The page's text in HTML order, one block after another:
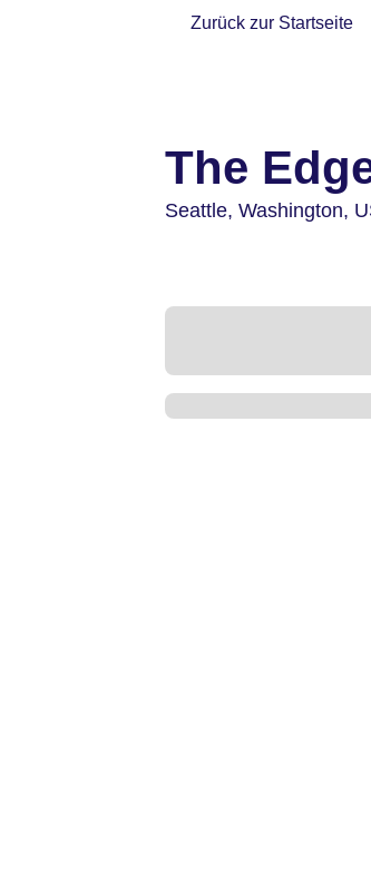
Zurück zur Startseite
The
Seattle, Washington,